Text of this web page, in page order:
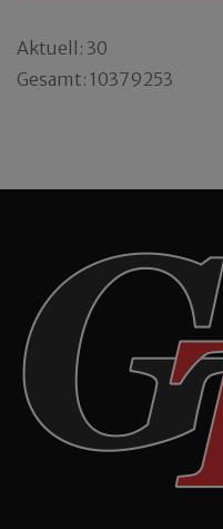
Aktuell: 30
Gesamt: 10379253